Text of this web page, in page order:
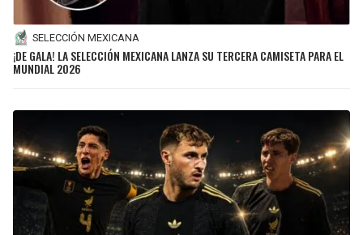
SELECCIÓN MEXICANA
¡DE GALA! LA SELECCIÓN MEXICANA LANZA SU TERCERA CAMISETA PARA EL
MUNDIAL 2026